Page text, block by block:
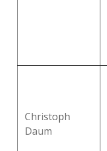
Christoph
Daum